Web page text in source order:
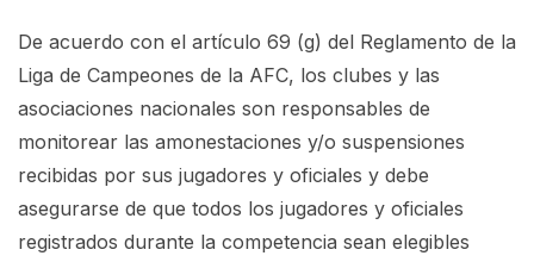
De acuerdo con el artículo 69 (g) del Reglamento de la
Liga de Campeones de la AFC, los clubes y las
asociaciones nacionales son responsables de
monitorear las amonestaciones y/o suspensiones
recibidas por sus jugadores y oficiales y debe
asegurarse de que todos los jugadores y oficiales
registrados durante la competencia sean elegibles